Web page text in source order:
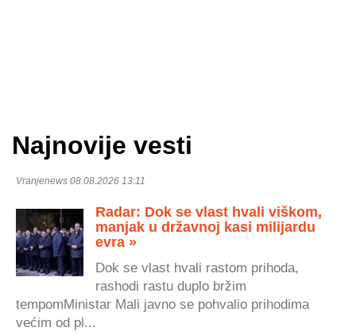
Najnovije vesti
Vranjenews 08.08.2026 13:11
Radar: Dok se vlast hvali viškom,
manjak u državnoj kasi milijardu
evra »
Dok se vlast hvali rastom prihoda,
rashodi rastu duplo bržim
tempomMinistar Mali javno se pohvalio prihodima
većim od pl...